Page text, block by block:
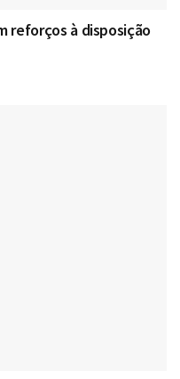
reforços à disposição